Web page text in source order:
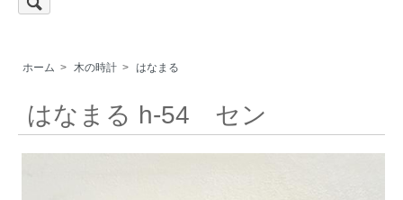
ホーム > 木の時計 > はなまる
はなまる h-54 セン